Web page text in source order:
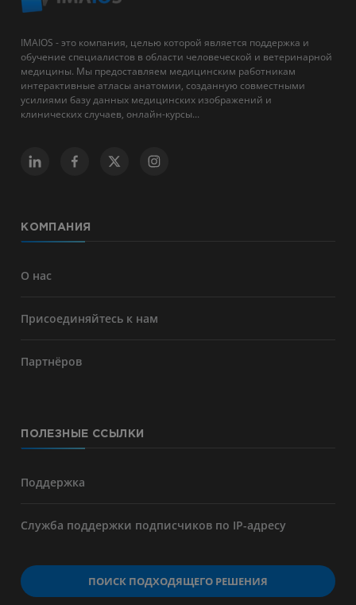
IMAIOS - это компания, целью которой является поддержка и
обучение специалистов в области человеческой и ветеринарной
медицины. Мы предоставляем медицинским работникам
интерактивные атласы анатомии, созданную совместными
усилиями базу данных медицинских изображений и
клинических случаев, онлайн-курсы...
КОМПАНИЯ
О нас
Присоединяйтесь к нам
Партнёров
ПОЛЕЗНЫЕ ССЫЛКИ
Поддержка
Служба поддержки подписчиков по IP-адресу
ПОИСК ПОДХОДЯЩЕГО РЕШЕНИЯ